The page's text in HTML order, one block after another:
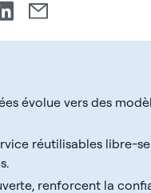
évolue vers des
réutilisables libre-
renforcent la